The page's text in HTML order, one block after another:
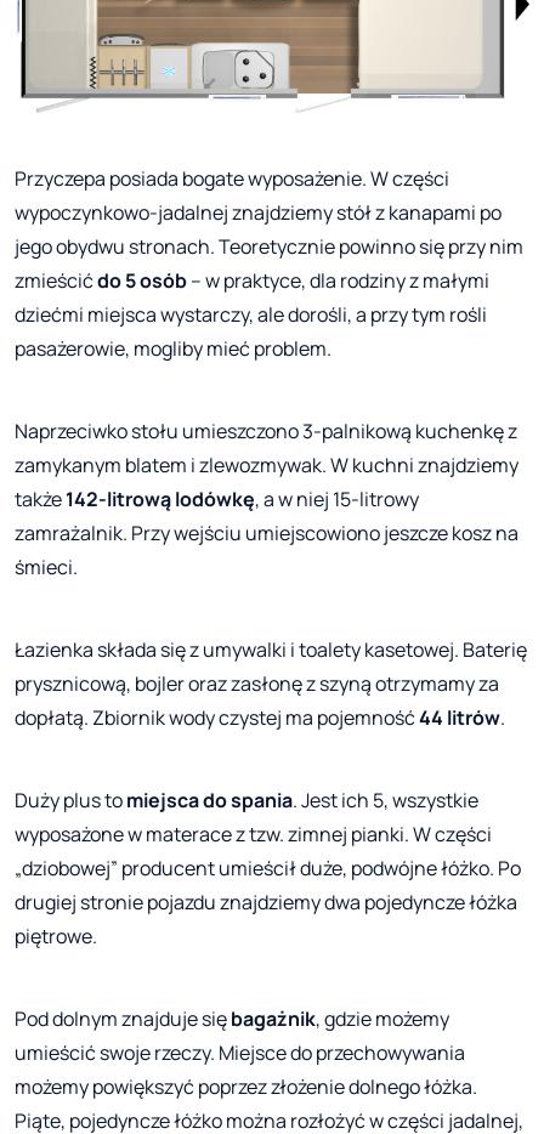
Przyczepa posiada bogate wyposażenie. W części
wypoczynkowo-jadalnej znajdziemy stół z kanapami po
jego obydwu stronach. Teoretycznie powinno się przy nim
zmieścićdo 5 osób– w praktyce, dla rodziny z małymi
dziećmi miejsca wystarczy, ale dorośli, a przy tym rośli
pasażerowie, mogliby mieć problem.
Naprzeciwko stołu umieszczono 3-palnikową kuchenkę z
zamykanym blatem i zlewozmywak. W kuchni znajdziemy
także142-litrową lodówkę, a w niej 15-litrowy
zamrażalnik. Przy wejściu umiejscowiono jeszcze kosz na
śmieci.
Łazienka składa się z umywalki i toalety kasetowej. Baterię
prysznicową, bojler oraz zasłonę z szyną otrzymamy za
dopłatą. Zbiornik wody czystej ma pojemność44 litrów.
Duży plus tomiejsca do spania. Jest ich 5, wszystkie
wyposażone w materace z tzw. zimnej pianki. W części
„dziobowej” producent umieścił duże, podwójne łóżko. Po
drugiej stronie pojazdu znajdziemy dwa pojedyncze łóżka
piętrowe.
Pod dolnym znajduje siębagażnik, gdzie możemy
umieścić swoje rzeczy. Miejsce do przechowywania
możemy powiększyć poprzez złożenie dolnego łóżka.
Piąte, pojedyncze łóżko można rozłożyć w części jadalnej,